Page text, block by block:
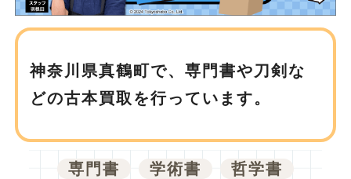
神奈川県真鶴町で、専門書や刀剣な
どの古本買取を行っています。
専門書 学術書 哲学書